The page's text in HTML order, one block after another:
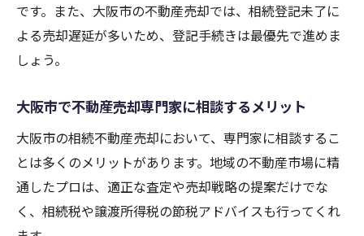
です。また、大阪市の不動産売却では、相続登記未了に
よる売却遅延が多いため、登記手続きは最優先で進めま
しょう。
大阪市で不動産売却専門家に相談するメリット
大阪市の相続不動産売却において、専門家に相談するこ
とは多くのメリットがあります。地域の不動産市場に精
通したプロは、適正な査定や売却戦略の提案だけでな
く、相続税や譲渡所得税の節税アドバイスも行ってくれ